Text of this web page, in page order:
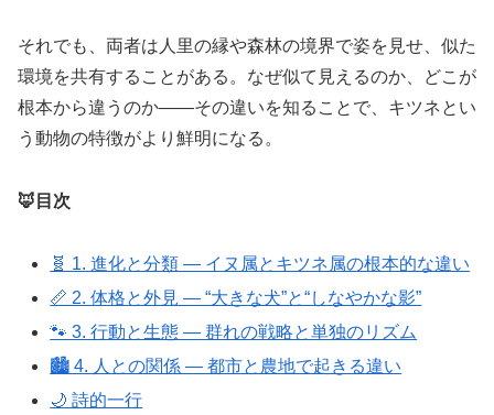
それでも、両者は人里の縁や森林の境界で姿を見せ、似た
環境を共有することがある。なぜ似て見えるのか、どこが
根本から違うのか――その違いを知ることで、キツネとい
う動物の特徴がより鮮明になる。
🦊目次
🧬 1. 進化と分類 ― イヌ属とキツネ属の根本的な違い
📏 2. 体格と外見 ― “大きな犬”と“しなやかな影”
🐾 3. 行動と生態 ― 群れの戦略と単独のリズム
🏙️ 4. 人との関係 ― 都市と農地で起きる違い
🌙 詩的一行